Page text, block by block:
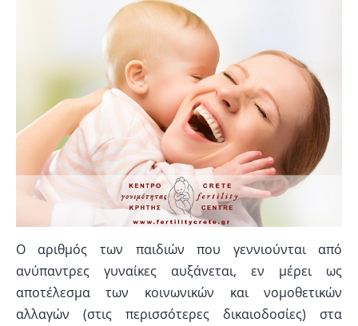
Ο αριθμός των παιδιών που γεννιούνται από
ανύπαντρες γυναίκες αυξάνεται, εν μέρει ως
αποτέλεσμα των κοινωνικών και νομοθετικών
αλλαγών (στις περισσότερες δικαιοδοσίες) στα